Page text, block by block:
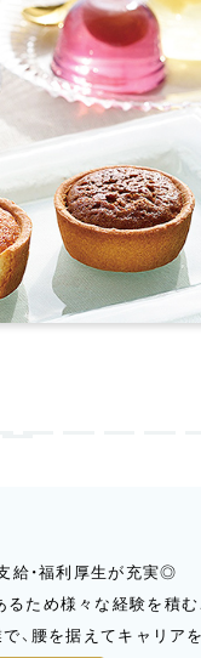
給・福利厚生が充実◎
るため様々な経験を積
、腰を据えてキャリア